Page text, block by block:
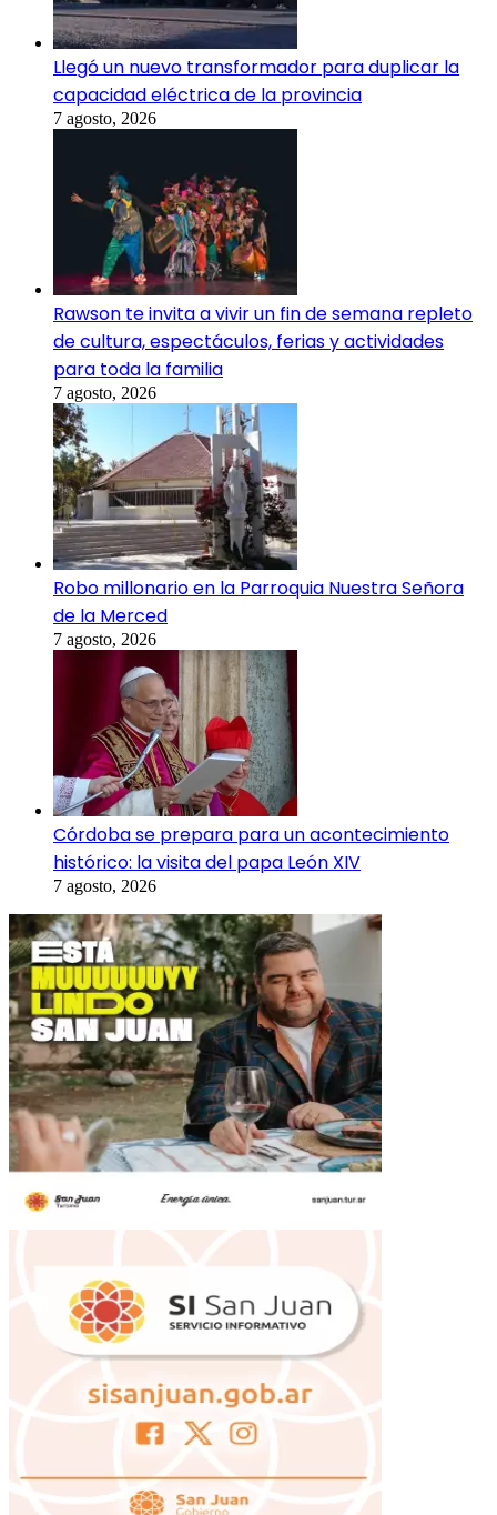
Llegó un nuevo transformador para duplicar la
capacidad eléctrica de la provincia
7 agosto, 2026
Rawson te invita a vivir un fin de semana repleto
de cultura, espectáculos, ferias y actividades
para toda la familia
7 agosto, 2026
Robo millonario en la Parroquia Nuestra Señora
de la Merced
7 agosto, 2026
Córdoba se prepara para un acontecimiento
histórico: la visita del papa León XIV
7 agosto, 2026